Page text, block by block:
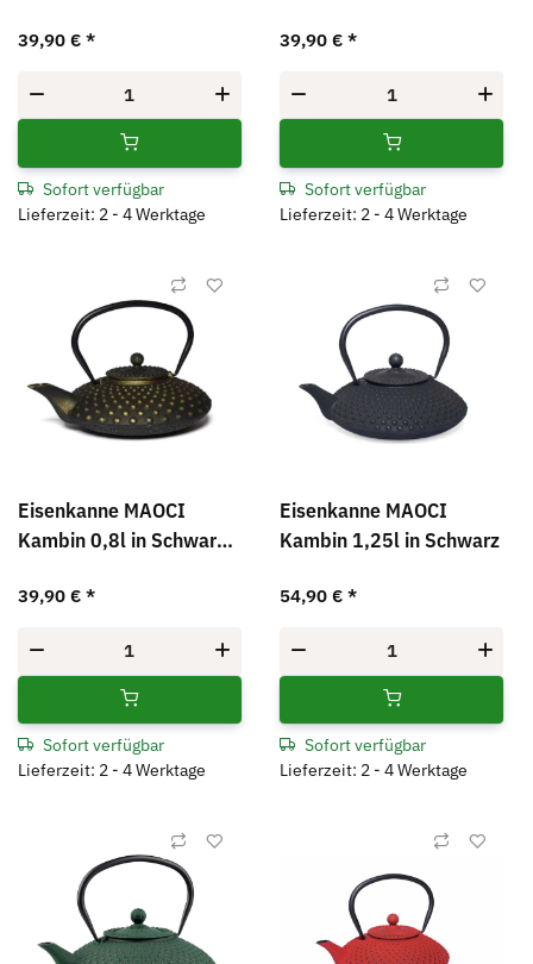
39,90 € *
Sofort verfügbar
Lieferzeit: 2 - 4 Werktage
39,90 €*
Sofort verfügbar
Lieferzeit: 2 - 4 Werktage
Eisenkanne MAOCI
Kambin 0,8l in Schwarz-
39,90 € *
Sofort verfügbar
Lieferzeit: 2 - 4 Werktage
Eisenkanne MAOCI
Kambin 1,25l in Schwarz
54,90 €*
Sofort verfügbar
Lieferzeit: 2 - 4 Werktage